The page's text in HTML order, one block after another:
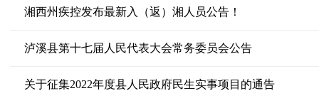
湘西州疾控发布最新入（返）湘人员公告！
泸溪县第十七届人民代表大会常务委员会公告
关于征集2022年度县人民政府民生实事项目的通告